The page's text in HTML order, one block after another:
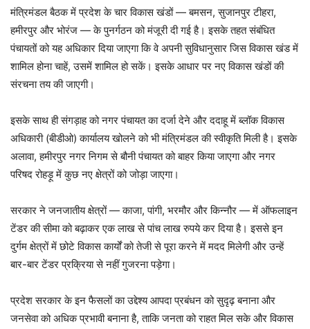
मंत्रिमंडल बैठक में प्रदेश के चार विकास खंडों — बमसन, सुजानपुर टीहरा,
हमीरपुर और भोरंज — के पुनर्गठन को मंजूरी दी गई है। इसके तहत संबंधित
पंचायतों को यह अधिकार दिया जाएगा कि वे अपनी सुविधानुसार जिस विकास खंड में
शामिल होना चाहें, उसमें शामिल हो सकें। इसके आधार पर नए विकास खंडों की
संरचना तय की जाएगी।
इसके साथ ही संगड़ाह को नगर पंचायत का दर्जा देने और ददाहू में ब्लॉक विकास
अधिकारी (बीडीओ) कार्यालय खोलने को भी मंत्रिमंडल की स्वीकृति मिली है। इसके
अलावा, हमीरपुर नगर निगम से बौनी पंचायत को बाहर किया जाएगा और नगर
परिषद रोहड़ू में कुछ नए क्षेत्रों को जोड़ा जाएगा।
सरकार ने जनजातीय क्षेत्रों — काजा, पांगी, भरमौर और किन्नौर — में ऑफलाइन
टेंडर की सीमा को बढ़ाकर एक लाख से पांच लाख रुपये कर दिया है। इससे इन
दुर्गम क्षेत्रों में छोटे विकास कार्यों को तेजी से पूरा करने में मदद मिलेगी और उन्हें
बार-बार टेंडर प्रक्रिया से नहीं गुजरना पड़ेगा।
प्रदेश सरकार के इन फैसलों का उद्देश्य आपदा प्रबंधन को सुदृढ़ बनाना और
जनसेवा को अधिक प्रभावी बनाना है, ताकि जनता को राहत मिल सके और विकास